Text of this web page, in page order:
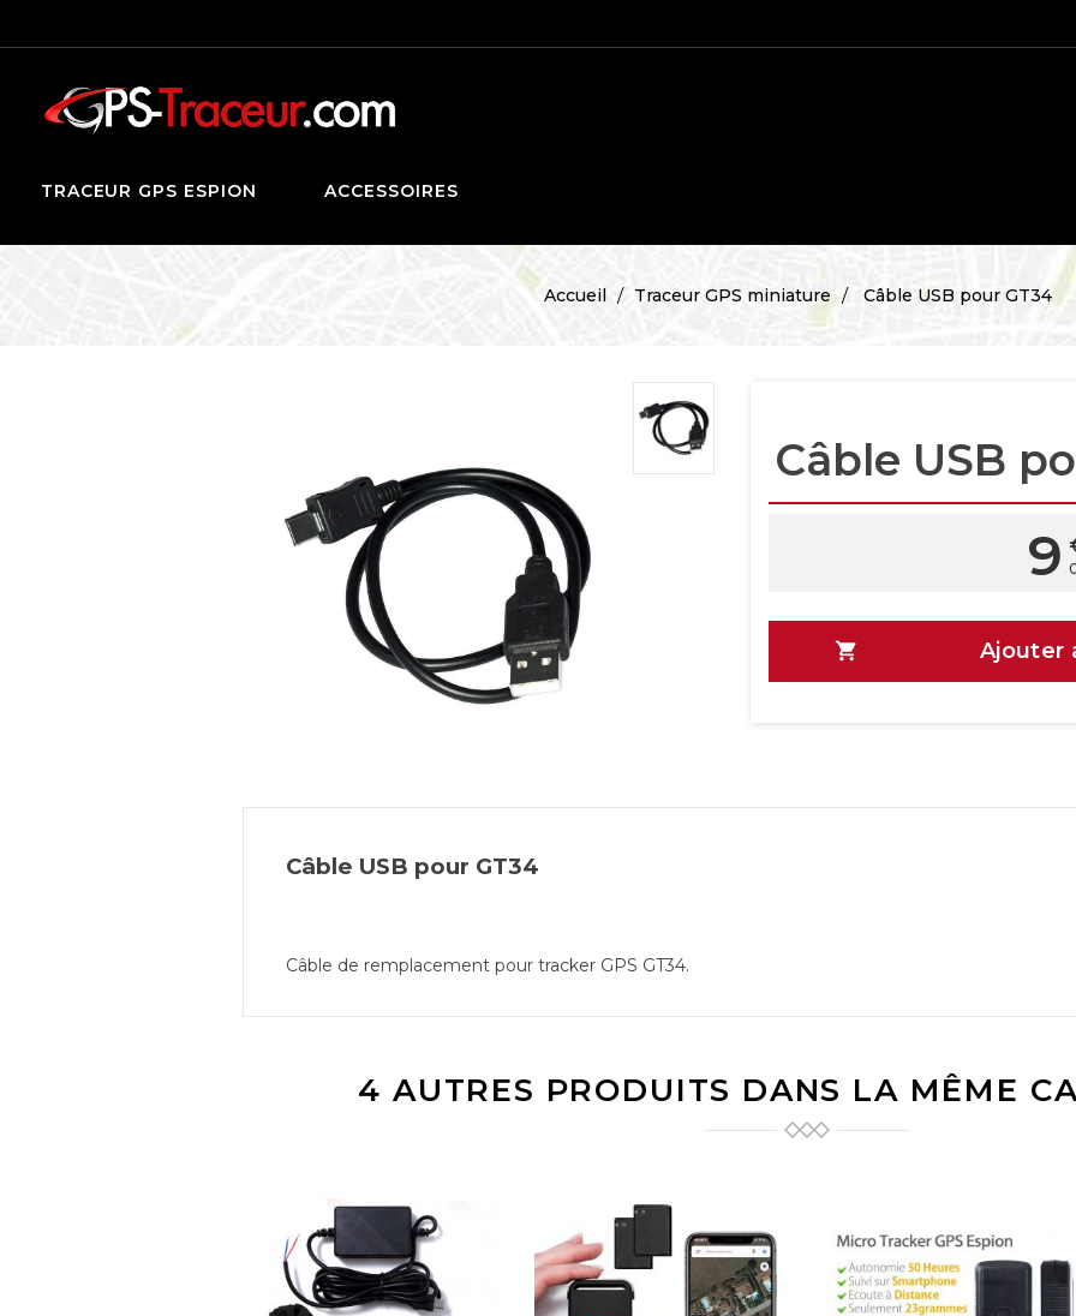
TRACEUR GPS ESPION ACCESSOIRES
Accueil Traceur GPS miniature Câble USB pour GT34
Câble USB
9
 Ajouter
Câble USB pour GT34
Câble de remplacement pour tracker GPS GT34.
4 AUTRES PRODUITS DANS LA MÊME